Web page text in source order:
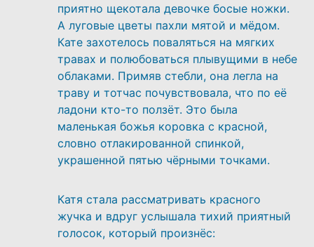
приятно щекотала девочке босые ножки.
А луговые цветы пахли мятой и мёдом.
Кате захотелось поваляться на мягких
травах и полюбоваться плывущими в небе
облаками. Примяв стебли, она легла на
траву и тотчас почувствовала, что по её
ладони кто-то ползёт. Это была
маленькая божья коровка с красной,
словно отлакированной спинкой,
украшенной пятью чёрными точками.
Катя стала рассматривать красного
жучка и вдруг услышала тихий приятный
голосок, который произнёс: